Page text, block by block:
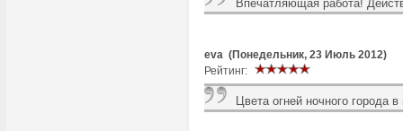
Впечатляющая работа!
eva (Понедельник, 23 Июль 2012)
Рейтинг:
Цвета огней ночного города